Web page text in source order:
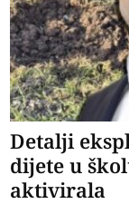
Detalji
dijete u
aktivirala